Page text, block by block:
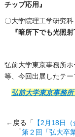
チップ応用』
〇大学院理工学研
『暗所下でも光照
弘前大学東京事務所
等、今回出展したテー
弘前大学東京事務
←戻る「 【2月18日
「第２回「弘大卒